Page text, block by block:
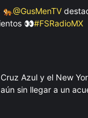
🐅@GusMenTV
👀#FSRadioMX
Azul y el New
sin llegar a un